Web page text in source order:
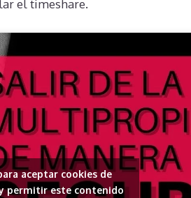
el timeshare.
aceptar cookies de
permitir este contenido